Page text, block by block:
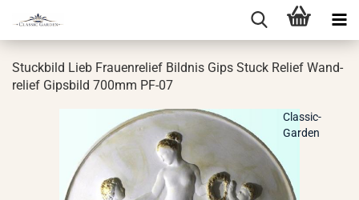
Stuck­bild Lieb Frau­en­re­li­ef Bild­nis Gips Stuck Re­li­ef Wand­
re­li­ef Gips­bild 700mm PF-07
Classic-
Garden